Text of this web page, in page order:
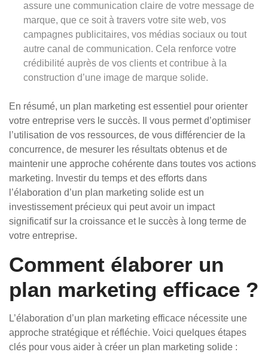
assure une communication claire de votre message de
marque, que ce soit à travers votre site web, vos
campagnes publicitaires, vos médias sociaux ou tout
autre canal de communication. Cela renforce votre
crédibilité auprès de vos clients et contribue à la
construction d’une image de marque solide.
En résumé, un plan marketing est essentiel pour orienter
votre entreprise vers le succès. Il vous permet d’optimiser
l’utilisation de vos ressources, de vous différencier de la
concurrence, de mesurer les résultats obtenus et de
maintenir une approche cohérente dans toutes vos actions
marketing. Investir du temps et des efforts dans
l’élaboration d’un plan marketing solide est un
investissement précieux qui peut avoir un impact
significatif sur la croissance et le succès à long terme de
votre entreprise.
Comment élaborer un
plan marketing efficace ?
L’élaboration d’un plan marketing efficace nécessite une
approche stratégique et réfléchie. Voici quelques étapes
clés pour vous aider à créer un plan marketing solide :